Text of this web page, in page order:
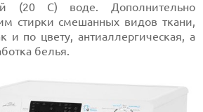
(20 С) воде. Дополнительно
стирки смешанных видов ткани,
и по цвету, антиаллергическая, а
белья.